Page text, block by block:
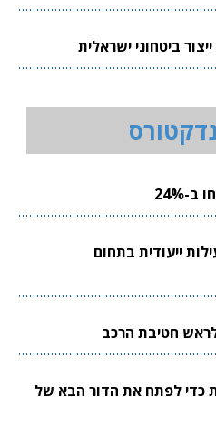
24%
ייעודית בתחום
חטיבת הרכב
כדי לפתח את הדור הבא של